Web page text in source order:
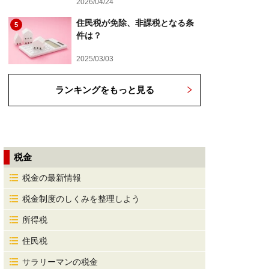
2026/04/24
5
住民税が免除、非課税となる条
件は？
2025/03/03
ランキングをもっと見る
税金
税金の最新情報
税金制度のしくみを整理しよう
所得税
住民税
サラリーマンの税金